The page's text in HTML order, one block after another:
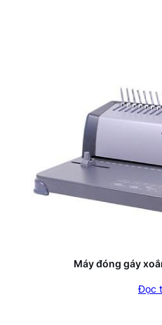
Máy đóng gáy
Đọc